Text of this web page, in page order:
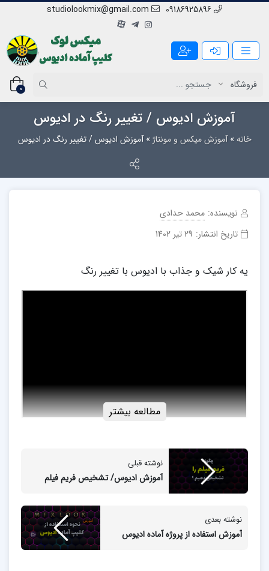
09186925896
studiolookmix@gmail.com
0
آموزش ادیوس / تغییر رنگ در ادیوس
خانه»آموزش میکس و مونتاژ»آموزش ادیوس / تغییر رنگ در ادیوس
نویسنده: محمد حدادی
تاریخ انتشار: 29 تیر 1402
یه کار شیک و جذاب با ادیوس با تغییر رنگ
مطالعه بیشتر
نوشته قبلی
آموزش ادیوس/ تشخیص فریم فیلم
نوشته بعدی
آموزش استفاده از پروژه آماده ادیوس